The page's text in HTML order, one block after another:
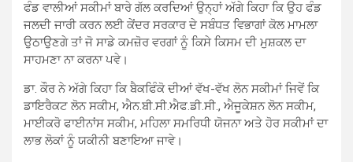
ਫੰਡ ਵਾਲੀਆਂ ਸਕੀਮਾਂ ਬਾਰੇ ਗੱਲ ਕਰਦਿਆਂ ਉਨ੍ਹਾਂ ਅੱਗੇ ਕਿਹਾ ਕਿ ਉਹ ਫੰਡ
ਜਲਦੀ ਜਾਰੀ ਕਰਨ ਲਈ ਕੇਂਦਰ ਸਰਕਾਰ ਦੇ ਸਬੰਧਤ ਵਿਭਾਗਾਂ ਕੋਲ ਮਾਮਲਾ
ਉਠਾਉਣਗੇ ਤਾਂ ਜੋ ਸਾਡੇ ਕਮਜ਼ੋਰ ਵਰਗਾਂ ਨੂੰ ਕਿਸੇ ਕਿਸਮ ਦੀ ਮੁਸ਼ਕਲ ਦਾ
ਸਾਹਮਣਾ ਨਾ ਕਰਨਾ ਪਵੇ।
ਡਾ. ਕੌਰ ਨੇ ਅੱਗੇ ਕਿਹਾ ਕਿ ਬੈਕਫਿੰਕੋ ਦੀਆਂ ਵੱਖ-ਵੱਖ ਲੋਨ ਸਕੀਮਾਂ ਜਿਵੇਂ ਕਿ
ਡਾਇਰੈਕਟ ਲੋਨ ਸਕੀਮ, ਐਨ.ਬੀ.ਸੀ.ਐਫ.ਡੀ.ਸੀ., ਐਜੂਕੇਸ਼ਨ ਲੋਨ ਸਕੀਮ,
ਮਾਈਕਰੋ ਫਾਈਨਾਂਸ ਸਕੀਮ, ਮਹਿਲਾ ਸਮਰਿਧੀ ਯੋਜਨਾ ਅਤੇ ਹੋਰ ਸਕੀਮਾਂ ਦਾ
ਲਾਭ ਲੋਕਾਂ ਨੂੰ ਯਕੀਨੀ ਬਣਾਇਆ ਜਾਵੇ।